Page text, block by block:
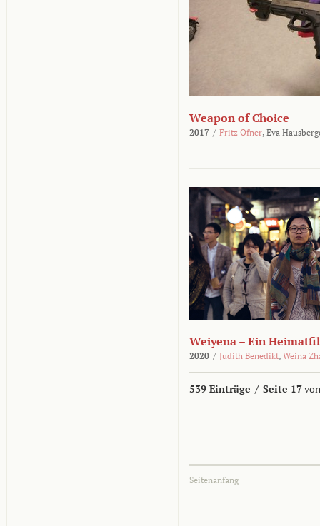
Weapon of Choice
2017 / Fritz Ofner, Eva
Weiyena – Ein
2020 / Judith Benedikt, Weina
539 Einträge / Seite 17
Seitenanfang